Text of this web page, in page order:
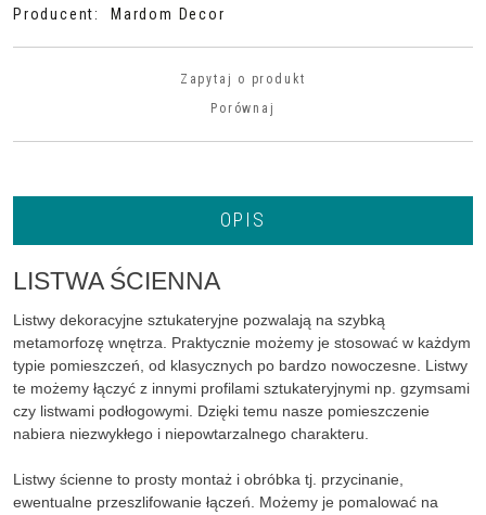
Producent: Mardom Decor
Zapytaj o produkt
Porównaj
OPIS
LISTWA ŚCIENNA
Listwy dekoracyjne sztukateryjne pozwalają na szybką
metamorfozę wnętrza. Praktycznie możemy je stosować w każdym
typie pomieszczeń, od klasycznych po bardzo nowoczesne. Listwy
te możemy łączyć z innymi profilami sztukateryjnymi np. gzymsami
czy listwami podłogowymi. Dzięki temu nasze pomieszczenie
nabiera niezwykłego i niepowtarzalnego charakteru.
Listwy ścienne to prosty montaż i obróbka tj. przycinanie,
ewentualne przeszlifowanie łączeń. Możemy je pomalować na